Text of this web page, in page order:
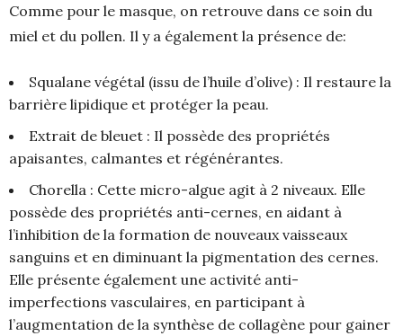
Comme pour le masque, on retrouve dans ce soin du
miel et du pollen. Il y a également la présence de:
Squalane végétal (issu de l’huile d’olive) : Il restaure la
barrière lipidique et protéger la peau.
Extrait de bleuet : Il possède des propriétés
apaisantes, calmantes et régénérantes.
Chorella : Cette micro-algue agit à 2 niveaux. Elle
possède des propriétés anti-cernes, en aidant à
l’inhibition de la formation de nouveaux vaisseaux
sanguins et en diminuant la pigmentation des cernes.
Elle présente également une activité anti-
imperfections vasculaires, en participant à
l’augmentation de la synthèse de collagène pour gainer